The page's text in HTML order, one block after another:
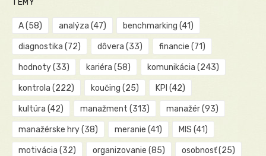
A(58) analýza (47) benchmarking (41)
diagnostika (72) dôvera (33) financie (71)
hodnoty(33) kariéra (58) komunikácia (243)
kontrola (222) koučing (25) KPI (42)
kultúra (42) manažment (313) manažér(93)
manažérske hry(38) meranie (41) MIS (41)
motivácia (32) organizovanie (85) osobnosť(25)